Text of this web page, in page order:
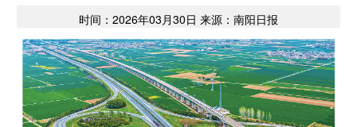
时间：2026年03月30日 来源：南阳日报